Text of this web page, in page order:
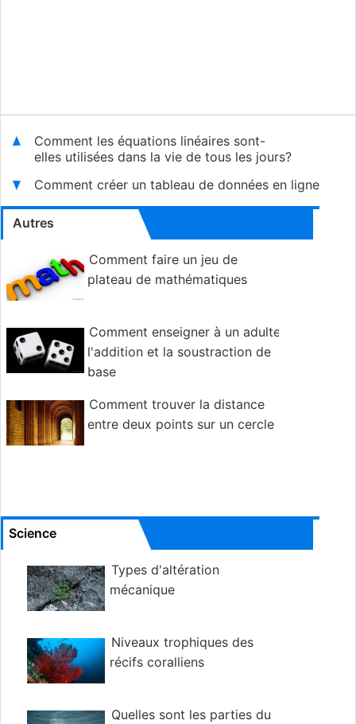
Comment les équations linéaires sont-
elles utilisées dans la vie de tous les jours?
Comment créer un tableau de données en ligne
Autres
Comment faire un jeu de
plateau de mathématiques
Comment enseigner à un adulte
l'addition et la soustraction de
base
Comment trouver la distance
entre deux points sur un cercle
Science
Types d'altération
mécanique
Niveaux trophiques des
récifs coralliens
Quelles sont les parties du